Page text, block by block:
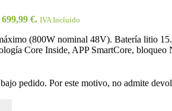
€. IVA Incluido
(800W nominal 48V). Batería litio
Core Inside, APP SmartCore,
pedido. Por este motivo, no admite